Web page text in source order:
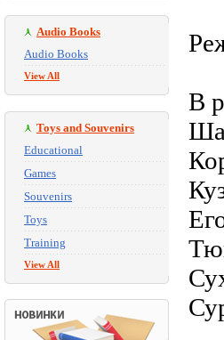
Audio Books
Audio Books
View All
Toys and Souvenirs
Educational
Games
Souvenirs
Toys
Training
View All
В